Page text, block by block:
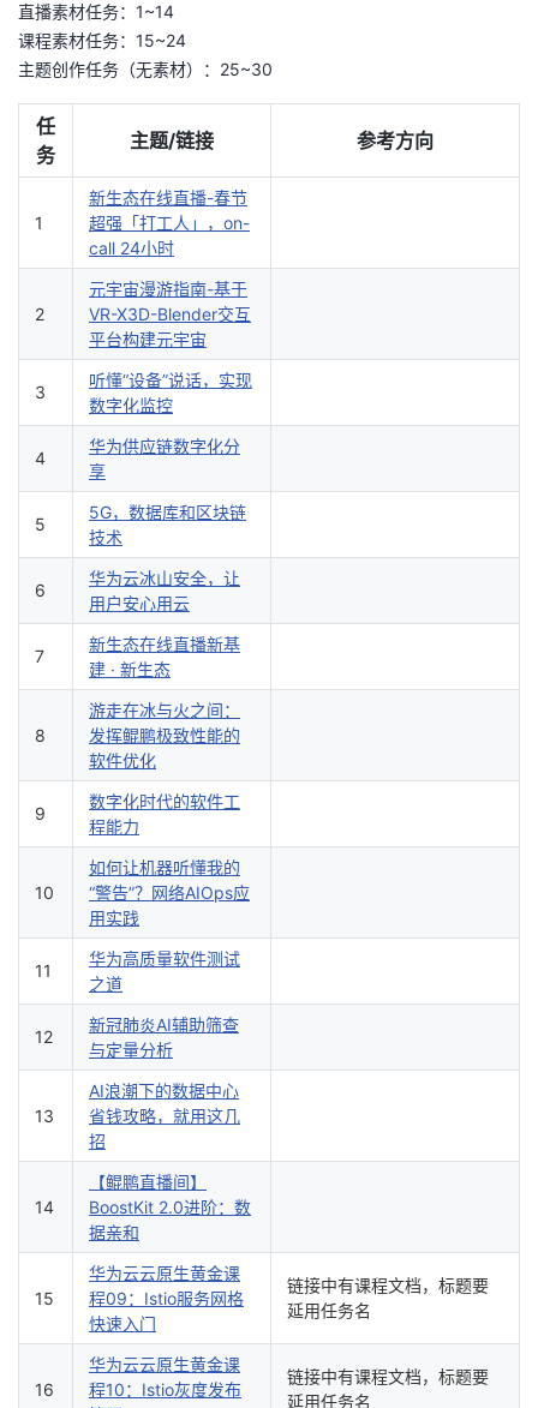
直播素材任务：1~14
课程素材任务：15~24
主题创作任务（无素材）：25~30
任
务
主题/链接 参考方向
1
新生态在线直播-春节
超强「打工人」，on-
call 24小时
2
元宇宙漫游指南-基于
VR-X3D-Blender交互
平台构建元宇宙
3
听懂“设备”说话，实现
数字化监控
4
华为供应链数字化分
享
5
5G，数据库和区块链
技术
6
华为云冰山安全，让
用户安心用云
7
新生态在线直播新基
建 · 新生态
8
游走在冰与火之间：
发挥鲲鹏极致性能的
软件优化
9
数字化时代的软件工
程能力
10
如何让机器听懂我的
“警告”？网络AIOps应
用实践
11
华为高质量软件测试
之道
12
新冠肺炎AI辅助筛查
与定量分析
13
AI浪潮下的数据中心
省钱攻略，就用这几
招
14
【鲲鹏直播间】
BoostKit 2.0进阶：数
据亲和
15
华为云云原生黄金课
程09：Istio服务网格
快速入门
链接中有课程文档，标题要
延用任务名
16
华为云云原生黄金课
程10：Istio灰度发布
链接中有课程文档，标题要
延用任务名